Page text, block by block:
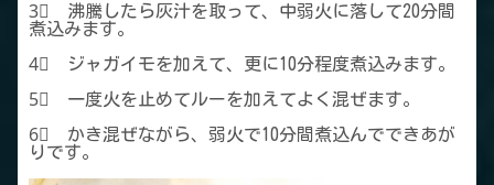
3⃣ 沸騰したら灰汁を取って、中弱火に落して20分間
煮込みます。
4⃣ ジャガイモを加えて、更に10分程度煮込みます。
5⃣ 一度火を止めてルーを加えてよく混ぜます。
6⃣ かき混ぜながら、弱火で10分間煮込んでできあが
りです。